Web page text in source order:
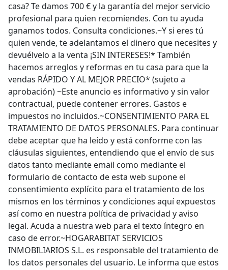
casa? Te damos 700 € y la garantía del mejor servicio
profesional para quien recomiendes. Con tu ayuda
ganamos todos. Consulta condiciones.~Y si eres tú
quien vende, te adelantamos el dinero que necesites y
devuélvelo a la venta ¡SIN INTERESES!* También
hacemos arreglos y reformas en tu casa para que la
vendas RÁPIDO Y AL MEJOR PRECIO* (sujeto a
aprobación) ~Este anuncio es informativo y sin valor
contractual, puede contener errores. Gastos e
impuestos no incluidos.~CONSENTIMIENTO PARA EL
TRATAMIENTO DE DATOS PERSONALES. Para continuar
debe aceptar que ha leído y está conforme con las
cláusulas siguientes, entendiendo que el envío de sus
datos tanto mediante email como mediante el
formulario de contacto de esta web supone el
consentimiento explícito para el tratamiento de los
mismos en los términos y condiciones aquí expuestos
así como en nuestra política de privacidad y aviso
legal. Acuda a nuestra web para el texto íntegro en
caso de error.~HOGARABITAT SERVICIOS
INMOBILIARIOS S.L. es responsable del tratamiento de
los datos personales del usuario. Le informa que estos